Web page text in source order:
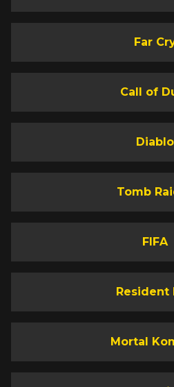
Far
Call of
Diablo
Tomb
FIFA
Resident
Mortal